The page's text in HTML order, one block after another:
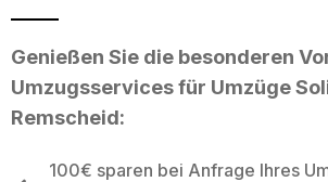
Genießen Sie die besonderen
Umzugsservices für Umzüge
Remscheid:
100€ sparen bei Anfrage Ihres